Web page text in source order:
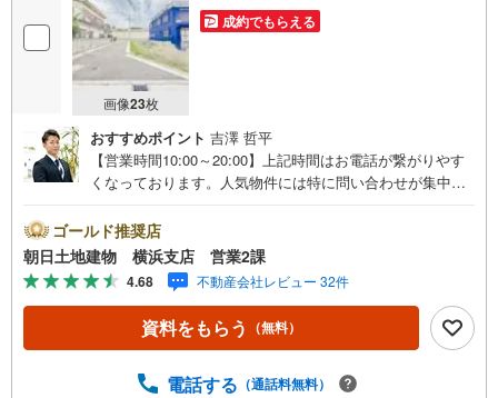
画像23枚
成約でもらえる
おすすめポイント 吉澤 哲平
【営業時間10:00～20:00】上記時間はお電話が繋がりやす
くなっております。人気物件には特に問い合わせが集中す
る」ボタンよりご予約いただくとご見学がスムーズです。
【コロナウイルス予防対策実施中】・ご入店時の検温とア
ルコール除菌を設置しております。・接客ブースでは、お
席の間隔を通常より広くお取りします。・全営業車に乗降
車時の消毒、除菌シート等を常備しております。・物件見
学用に使い捨てスリッパ・使い捨て手袋をご用意します。
隙間時間でご来店いただけます。・DVDやおもちゃのある
ゴールド推奨店
朝日土地建物 横浜支店 営業2課
4.68 不動産会社レビュー 32件
資料をもらう （無料）
電話する （通話料無料）